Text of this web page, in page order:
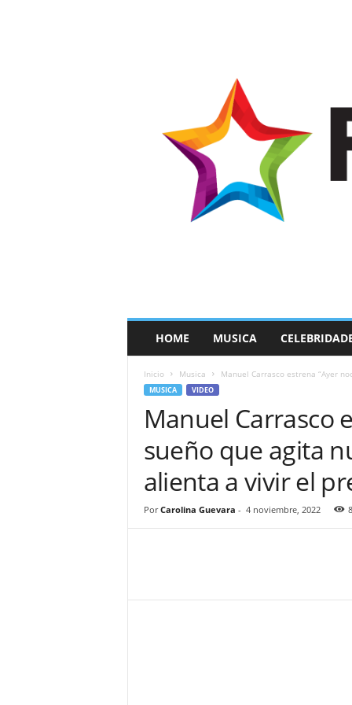
a
HOME MUSICA
Inicio Musica Manuel Carrasco estrena “Ayer
MUSICA VIDEO
Manuel Carrasco
sueño que agita
alienta a vivir el
Por Carolina Guevara - 4 noviembre, 2022